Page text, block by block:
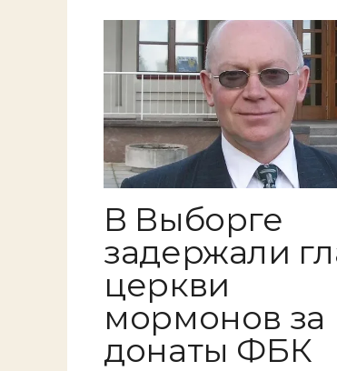
В Выборге
задержали
церкви
мормонов за
донаты ФБК